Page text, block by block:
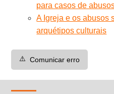
para casos de
A Igreja e os abusos
arquétipos culturais
⚠️ Comunicar erro